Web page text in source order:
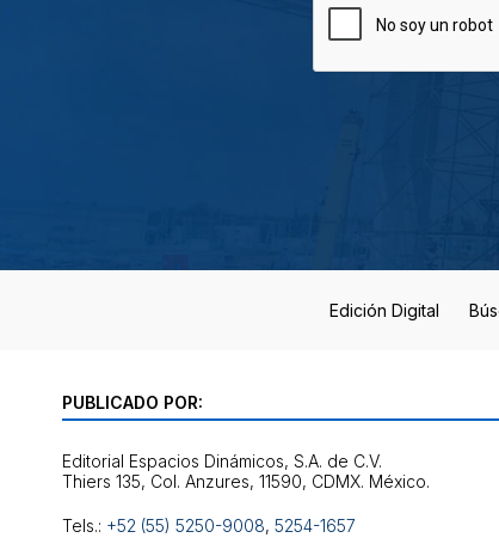
Edición Digital
PUBLICADO POR:
Editorial Espacios Dinámicos, S.A. de C.V.
Tels.: +52 (55) 5250-9008, 5254-1657